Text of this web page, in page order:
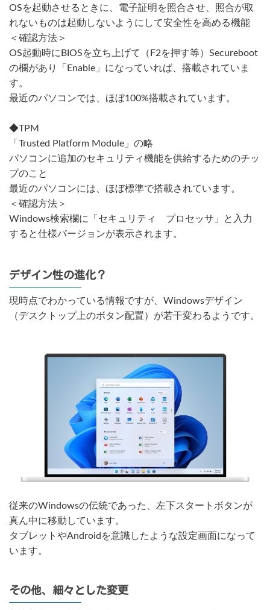
OSを起動させるときに、電子証明を照合させ、照合が取
れないものは起動しないようにして安全性を高める機能
＜確認方法＞
OS起動時にBIOSを立ち上げて（F2を押す等）Secureboot
の欄があり「Enable」になっていれば、搭載されていま
す。
最近のパソコンでは、ほぼ100%搭載されています。
◆TPM
「Trusted Platform Module」の略
パソコンに追加のセキュリティ機能を供給するためのチッ
プのこと
最近のパソコンには、ほぼ標準で搭載されています。
＜確認方法＞
Windows検索欄に「セキュリティ プロセッサ」と入力
すると仕様バージョンが表示されます。
デザイン性の進化？
現時点でわかっている情報ですが、Windowsデザイン
（デスクトップ上のボタン配置）が若干変わるようです。
従来のWindowsの伝統であった、左下スタートボタンが
真ん中に移動しています。
タブレットやAndroidを意識したような設定画面になって
います。
その他、細々とした変更